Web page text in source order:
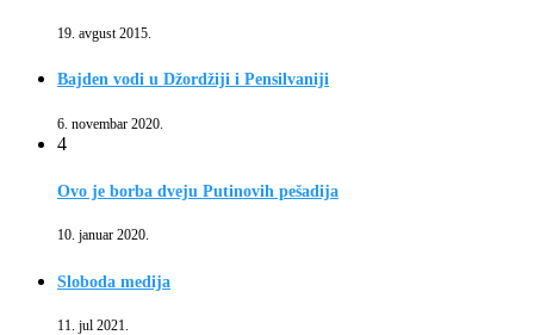
19. avgust 2015.
Bajden vodi u Džordžiji i Pensilvaniji
6. novembar 2020.
4
Ovo je borba dveju Putinovih pešadija
10. januar 2020.
Sloboda medija
11. jul 2021.